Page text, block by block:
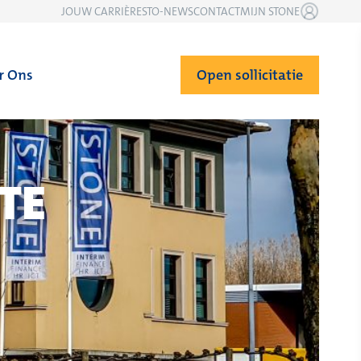
JOUW CARRIÈRESTO-NEWSCONTACTMIJN STONE
Ons Open sollicitatie